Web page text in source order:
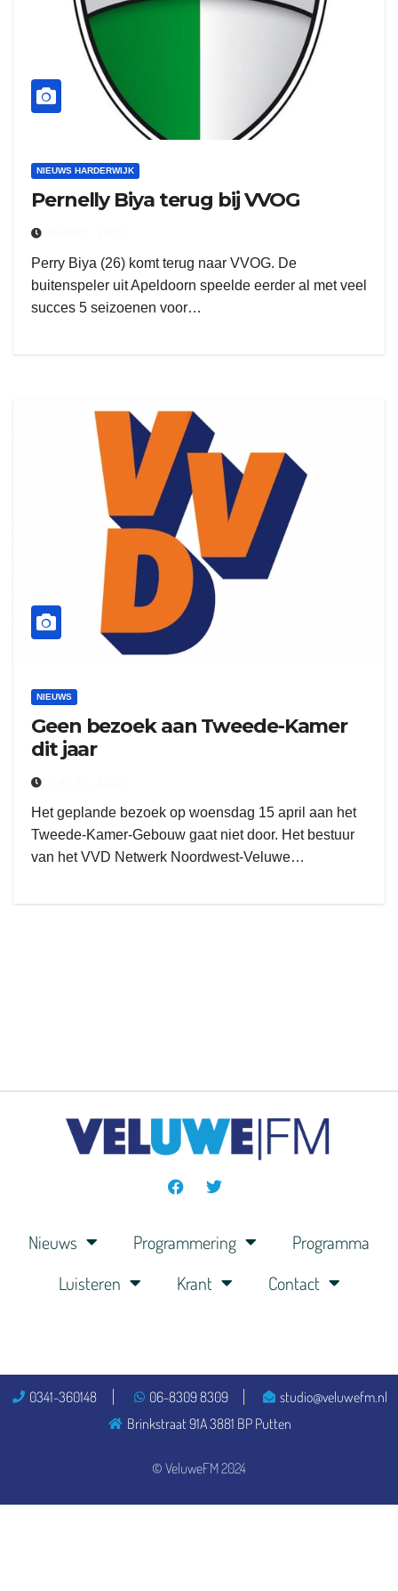
NIEUWS HARDERWIJK
Pernelly Biya terug bij VVOG
Perry Biya (26) komt terug naar VVOG. De
buitenspeler uit Apeldoorn speelde eerder al met veel
succes 5 seizoenen voor…
NIEUWS
Geen bezoek aan Tweede-Kamer
dit jaar
Het geplande bezoek op woensdag 15 april aan het
Tweede-Kamer-Gebouw gaat niet door. Het bestuur
van het VVD Netwerk Noordwest-Veluwe…
Nieuws Programmering
Programma
Luisteren
Krant Contact
© VeluweFM 2024
0341-360148 06-8309 8309
studio@veluwefm.nl
Brinkstraat 91A 3881 BP Putten